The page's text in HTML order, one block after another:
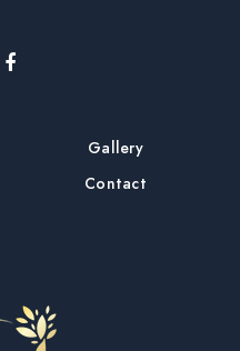
Gallery
Contact